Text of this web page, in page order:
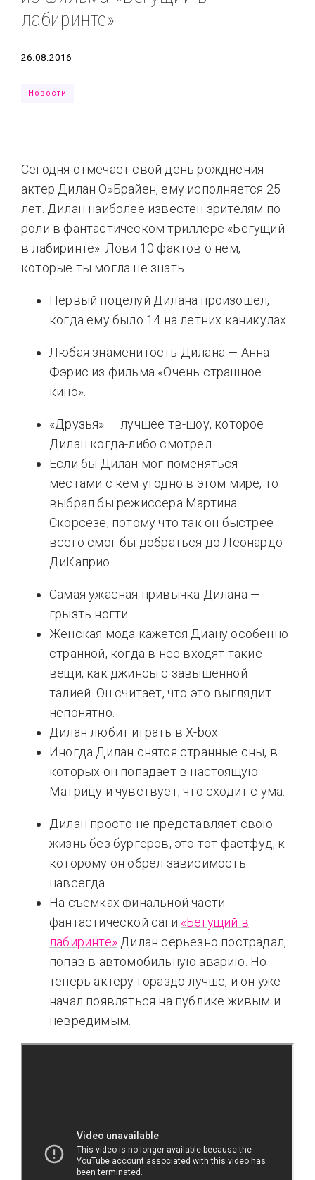
Типсы Тренды
лабиринте»
Дата
26.08.2016
Новости
Сегодня отмечает свой день рожднения
актер Дилан О»Брайен, ему исполняется 25
лет. Дилан наиболее известен зрителям по
роли в фантастическом триллере «Бегущий
в лабиринте». Лови 10 фактов о нем,
которые ты могла не знать.
Первый поцелуй Дилана произошел,
когда ему было 14 на летних каникулах.
Любая знаменитость Дилана — Анна
Фэрис из фильма «Очень страшное
кино».
«Друзья» — лучшее тв-шоу, которое
Дилан когда-либо смотрел.
Если бы Дилан мог поменяться
местами с кем угодно в этом мире, то
выбрал бы режиссера Мартина
Скорсезе, потому что так он быстрее
всего смог бы добраться до Леонардо
ДиКаприо.
Самая ужасная привычка Дилана —
грызть ногти.
Женская мода кажется Диану особенно
странной, когда в нее входят такие
вещи, как джинсы с завышенной
талией. Он считает, что это выглядит
непонятно.
Дилан любит играть в X-box.
Иногда Дилан снятся странные сны, в
которых он попадает в настоящую
Матрицу и чувствует, что сходит с ума.
Дилан просто не представляет свою
жизнь без бургеров, это тот фастфуд, к
которому он обрел зависимость
навсегда.
На съемках финальной части
фантастической саги «Бегущий в
лабиринте» Дилан серьезно пострадал,
попав в автомобильную аварию. Но
теперь актеру гораздо лучше, и он уже
начал появляться на публике живым и
невредимым.